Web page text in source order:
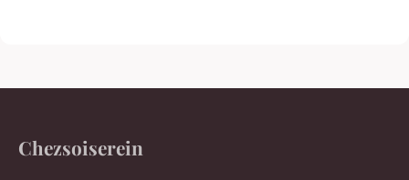
Chezsoiserein